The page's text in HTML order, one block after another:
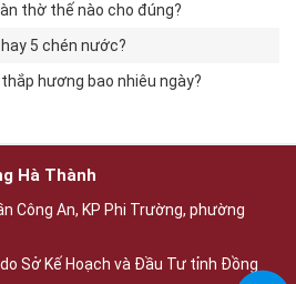
thờ thế nào cho đúng?
5 chén nước?
hương bao nhiêu ngày?
Hà Thành
Công An, KP Phi Trường, phường
Sở Kế Hoạch và Đầu Tư tỉnh Đồng